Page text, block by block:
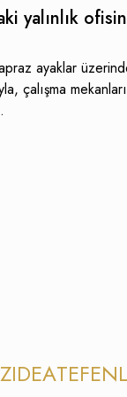
yalınlık
ayaklar
çalışma
IDEATEFEN